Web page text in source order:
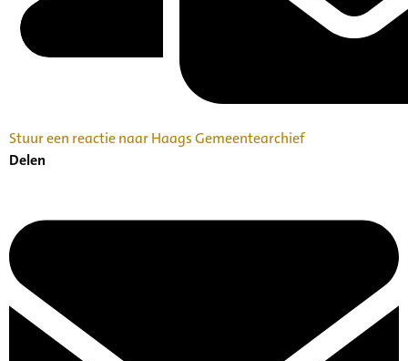
Stuur een reactie naar Haags Gemeentearchief
Delen